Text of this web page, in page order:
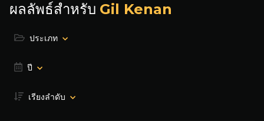
ผลลัพธ์สำหรับ Gil Kenan
ประเภท
ปี
เรียงลำดับ